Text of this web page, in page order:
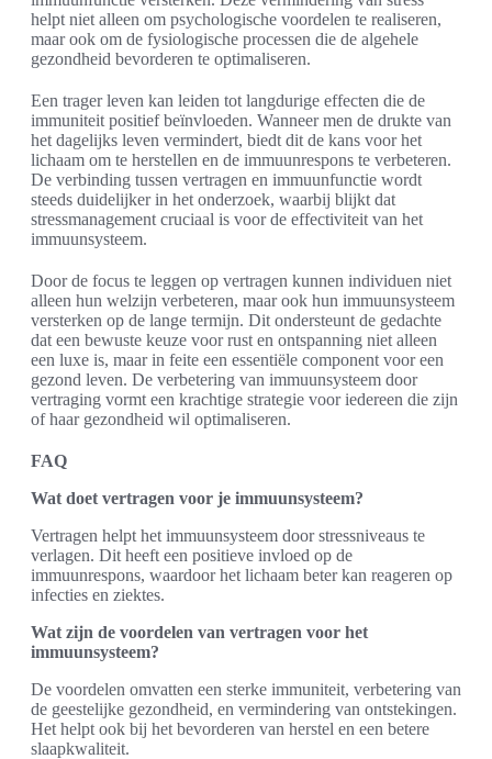
helpt niet alleen om psychologische voordelen te realiseren,
maar ook om de fysiologische processen die de algehele
gezondheid bevorderen te optimaliseren.
Een trager leven kan leiden tot langdurige effecten die de
immuniteit positief beïnvloeden. Wanneer men de drukte van
het dagelijks leven vermindert, biedt dit de kans voor het
lichaam om te herstellen en de immuunrespons te verbeteren.
De verbinding tussen vertragen en immuunfunctie wordt
steeds duidelijker in het onderzoek, waarbij blijkt dat
stressmanagement cruciaal is voor de effectiviteit van het
immuunsysteem.
Door de focus te leggen op vertragen kunnen individuen niet
alleen hun welzijn verbeteren, maar ook hun immuunsysteem
versterken op de lange termijn. Dit ondersteunt de gedachte
dat een bewuste keuze voor rust en ontspanning niet alleen
een luxe is, maar in feite een essentiële component voor een
gezond leven. De verbetering van immuunsysteem door
vertraging vormt een krachtige strategie voor iedereen die zijn
of haar gezondheid wil optimaliseren.
FAQ
Wat doet vertragen voor je immuunsysteem?
Vertragen helpt het immuunsysteem door stressniveaus te
verlagen. Dit heeft een positieve invloed op de
immuunrespons, waardoor het lichaam beter kan reageren op
infecties en ziektes.
Wat zijn de voordelen van vertragen voor het
immuunsysteem?
De voordelen omvatten een sterke immuniteit, verbetering van
de geestelijke gezondheid, en vermindering van ontstekingen.
Het helpt ook bij het bevorderen van herstel en een betere
slaapkwaliteit.